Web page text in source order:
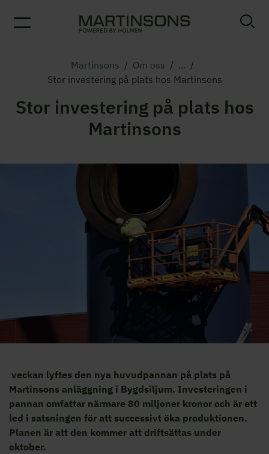
Martinsons / Om oss / ... /
Stor investering på plats hos Martinsons
Stor investering på plats hos
Martinsons
veckan lyftes den nya huvudpannan på plats på
Martinsons anläggning i Bygdsiljum. Investeringen i
pannan omfattar närmare 80 miljoner kronor och är ett
led i satsningen för att successivt öka produktionen.
Planen är att den kommer att driftsättas under
oktober.